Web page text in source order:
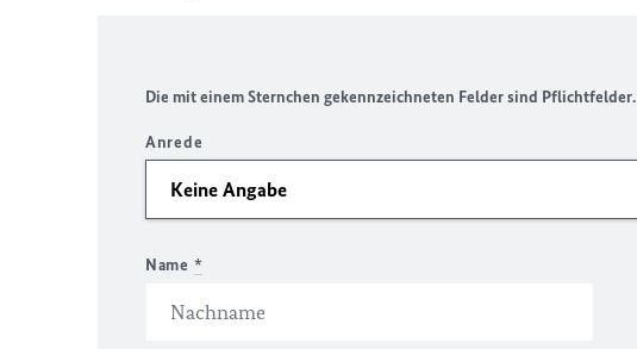
Die mit einem Sternchen gekennzeichneten Felder sind Pflichtfelder.
Anrede
Name *